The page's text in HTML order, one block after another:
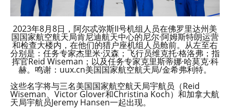
2023年8月8日，阿尔忒弥斯II号机组人员在佛罗里达州美
国国家航空航天局肯尼迪航天中心的尼尔·阿姆斯特朗运营
和检查大楼内，在他们的猎户座机组人员舱前。从左至右
分别是：任务专家杰里米·汉森；飞行员维克托·格洛弗；指
挥官Reid Wiseman；以及任务专家克里斯蒂娜·哈莫克·科
赫。鸣谢：uux.cn美国国家航空航天局/金希弗利特。
这些名字将与三名美国国家航空航天局宇航员（Reid
Wiseman、Victor Glover和Christina Koch）和加拿大航
天局宇航员Jeremy Hansen一起出现。